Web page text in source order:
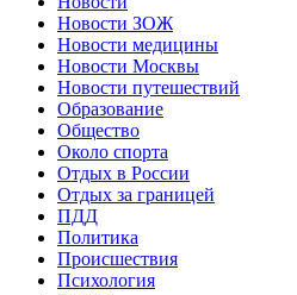
Новости ЗОЖ
Новости медицины
Новости Москвы
Новости путешествий
Образование
Общество
Около спорта
Отдых в России
Отдых за границей
ПДД
Политика
Происшествия
Психология